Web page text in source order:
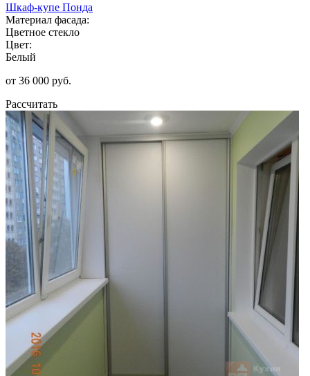
Шкаф-купе Понда
Материал фасада:
Цветное стекло
Цвет:
Белый
от 36 000 руб.
Рассчитать